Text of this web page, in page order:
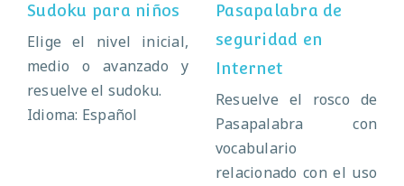
Sudoku para niños
Elige el nivel inicial,
medio o avanzado y
resuelve el sudoku.
Idioma: Español
Pasapalabra de
seguridad en
Internet
Resuelve el rosco de
Pasapalabra con
vocabulario
relacionado con el uso